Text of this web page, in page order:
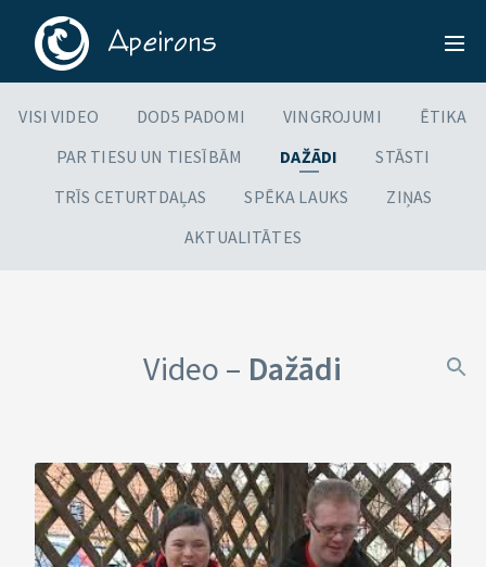
VISI VIDEO DOD5 PADOMI VINGROJUMI
ĒTIKA
PAR TIESU UN TIESĪBĀM
DAŽĀDI
STĀSTI
TRĪS CETURTDAĻAS
SPĒKA LAUKS
ZIŅAS
AKTUALITĀTES
Video – Dažādi